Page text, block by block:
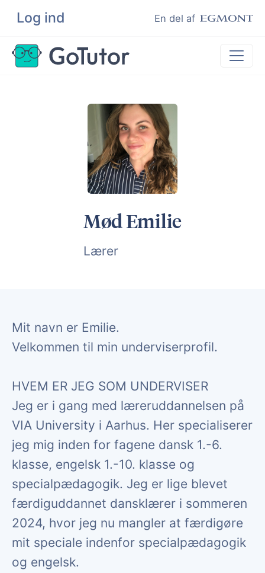
Log ind En del af
Søg
Lektiehjælp
Eksamenshjælp
Hjælp til ordblinde
Kundeudtalelser
Undervisere
Mød Emilie
Lærer
Mit navn er Emilie.
Velkommen til min underviserprofil.
HVEM ER JEG SOM UNDERVISER
Jeg er i gang med læreruddannelsen på
VIA University i Aarhus. Her specialiserer
jeg mig inden for fagene dansk 1.-6.
klasse, engelsk 1.-10. klasse og
specialpædagogik. Jeg er lige blevet
færdiguddannet dansklærer i sommeren
2024, hvor jeg nu mangler at færdigøre
mit speciale indenfor specialpædagogik
og engelsk.